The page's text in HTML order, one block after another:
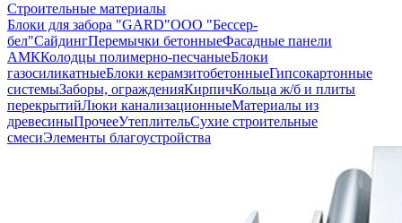
Строительные материалы
Блоки для забора "GARD"ООО "Бессер-
бел"СайдингПеремычки бетонныеФасадные панели
АМККолодцы полимерно-песчаныеБлоки
газосиликатныеБлоки керамзитобетонныеГипсокартонные
системыЗаборы, огражденияКирпичКольца ж/б и плиты
перекрытийЛюки канализационныеМатериалы из
древесиныПрочееУтеплительСухие строительные
смесиЭлементы благоустройства